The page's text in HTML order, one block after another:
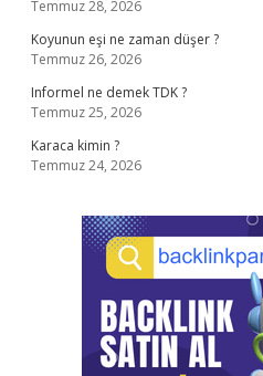
Temmuz 28, 2026
Koyunun eşi ne zaman düşer ?
Temmuz 26, 2026
Informel ne demek TDK ?
Temmuz 25, 2026
Karaca kimin ?
Temmuz 24, 2026